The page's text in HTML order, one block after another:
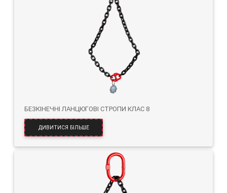
БЕЗКІНЕЧНІ ЛАНЦЮГОВІ СТРОПИ КЛАС 8
ДИВИТИСЯ БІЛЬШЕ